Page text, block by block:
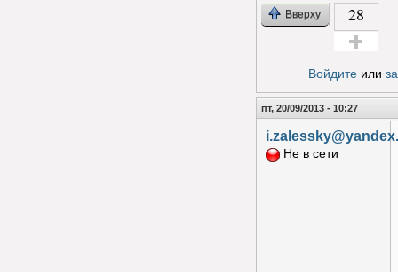
Вверху 28
Войдитеили
пт, 20/09/2013 - 10:27
Не в сети